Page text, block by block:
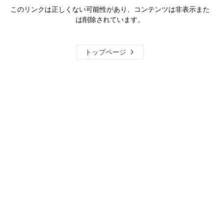
このリンクは正しくない可能性があり、コンテンツは非表示また
は削除されています。
トップページ